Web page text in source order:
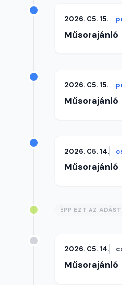
2026. 05. 15.
Műsorajánló
2026. 05. 15.
Műsorajánló
2026. 05. 14.
Műsorajánló
ÉPP EZT AZ ADÁST
2026. 05. 14.
Műsorajánló